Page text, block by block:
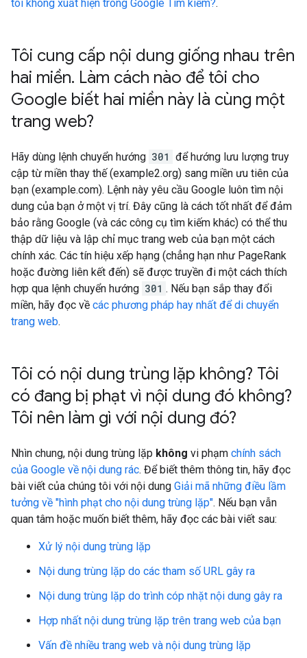
tôi không xuất hiện trong Google Tìm kiếm?.
Tôi cung cấp nội dung giống nhau trên
hai miền. Làm cách nào để tôi cho
Google biết hai miền này là cùng một
trang web?
Hãy dùng lệnh chuyển hướng 301 để hướng lưu lượng truy
cập từ miền thay thế (example2.org) sang miền ưu tiên của
bạn (example.com). Lệnh này yêu cầu Google luôn tìm nội
dung của bạn ở một vị trí. Đây cũng là cách tốt nhất để đảm
bảo rằng Google (và các công cụ tìm kiếm khác) có thể thu
thập dữ liệu và lập chỉ mục trang web của bạn một cách
chính xác. Các tín hiệu xếp hạng (chẳng hạn như PageRank
hoặc đường liên kết đến) sẽ được truyền đi một cách thích
hợp qua lệnh chuyển hướng 301 . Nếu bạn sắp thay đổi
miền, hãy đọc về các phương pháp hay nhất để di chuyển
trang web.
Tôi có nội dung trùng lặp không? Tôi
có đang bị phạt vì nội dung đó không?
Tôi nên làm gì với nội dung đó?
Nhìn chung, nội dung trùng lặp không vi phạm chính sách
của Google về nội dung rác. Để biết thêm thông tin, hãy đọc
bài viết của chúng tôi với nội dung Giải mã những điều lầm
tưởng về "hình phạt cho nội dung trùng lặp". Nếu bạn vẫn
quan tâm hoặc muốn biết thêm, hãy đọc các bài viết sau:
Xử lý nội dung trùng lặp
Nội dung trùng lặp do các tham số URL gây ra
Nội dung trùng lặp do trình cóp nhặt nội dung gây ra
Hợp nhất nội dung trùng lặp trên trang web của bạn
Vấn đề nhiều trang web và nội dung trùng lặp